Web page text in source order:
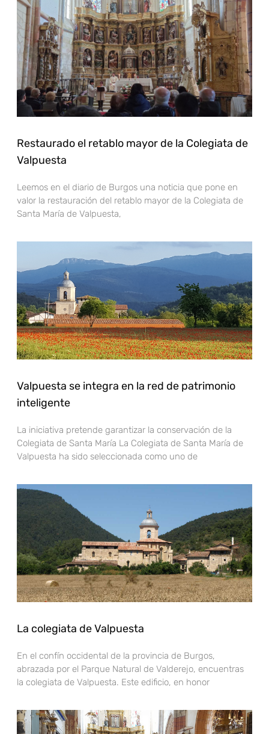
Restaurado el retablo mayor de la Colegiata de
Valpuesta
Leemos en el diario de Burgos una noticia que pone en
valor la restauración del retablo mayor de la Colegiata de
Santa María de Valpuesta,
Valpuesta se integra en la red de patrimonio
inteligente
La iniciativa pretende garantizar la conservación de la
Colegiata de Santa María La Colegiata de Santa María de
Valpuesta ha sido seleccionada como uno de
La colegiata de Valpuesta
En el confín occidental de la provincia de Burgos,
abrazada por el Parque Natural de Valderejo, encuentras
la colegiata de Valpuesta. Este edificio, en honor